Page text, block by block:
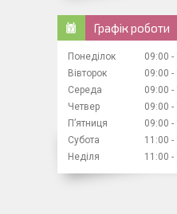
Графік роботи
Понеділок 09:00
Вівторок
09:00
Середа
09:00
Четвер
09:00
Пʼятниця
09:00
Субота
11:00
Неділя
11:00